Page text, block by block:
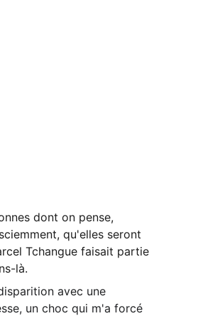
dont on pense,
qu'elles seront
Tchangue faisait partie
là.
avec une
un choc qui m'a forcé